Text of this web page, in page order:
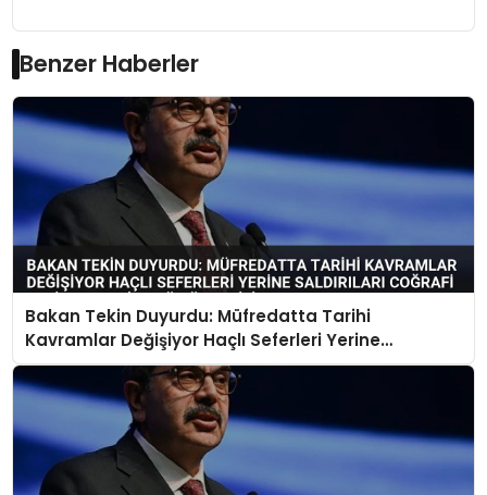
Benzer Haberler
Bakan Tekin Duyurdu: Müfredatta Tarihi
Kavramlar Değişiyor Haçlı Seferleri Yerine
Saldırıları Coğrafi Keşifler Yerine Sömürgecilik
Olacak